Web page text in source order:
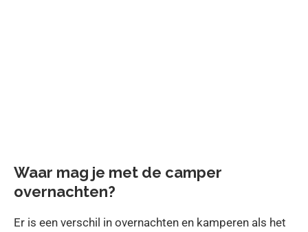
Waar mag je met de camper
overnachten?
Er is een verschil in overnachten en kamperen als het